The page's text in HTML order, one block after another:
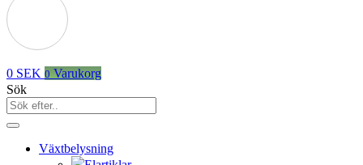
0 SEK 0 Varukorg
Sök
Växtbelysning